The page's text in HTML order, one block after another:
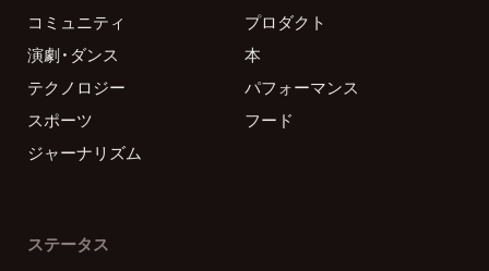
コミュニティ
プロダクト
演劇・ダンス
本
テクノロジー
パフォーマンス
スポーツ
フード
ジャーナリズム
ステータス